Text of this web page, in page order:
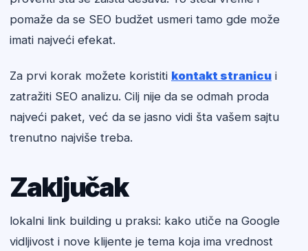
pomaže da se SEO budžet usmeri tamo gde može
imati najveći efekat.
Za prvi korak možete koristiti kontakt stranicu i
zatražiti SEO analizu. Cilj nije da se odmah proda
najveći paket, već da se jasno vidi šta vašem sajtu
trenutno najviše treba.
Zaključak
lokalni link building u praksi: kako utiče na Google
vidljivost i nove klijente je tema koja ima vrednost